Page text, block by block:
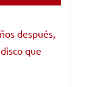
después,
que